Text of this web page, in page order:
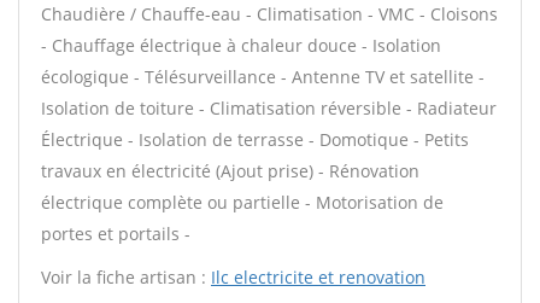
Chaudière / Chauffe-eau - Climatisation - VMC - Cloisons
- Chauffage électrique à chaleur douce - Isolation
écologique - Télésurveillance - Antenne TV et satellite -
Isolation de toiture - Climatisation réversible - Radiateur
Électrique - Isolation de terrasse - Domotique - Petits
travaux en électricité (Ajout prise) - Rénovation
électrique complète ou partielle - Motorisation de
portes et portails -
Voir la fiche artisan : Ilc electricite et renovation